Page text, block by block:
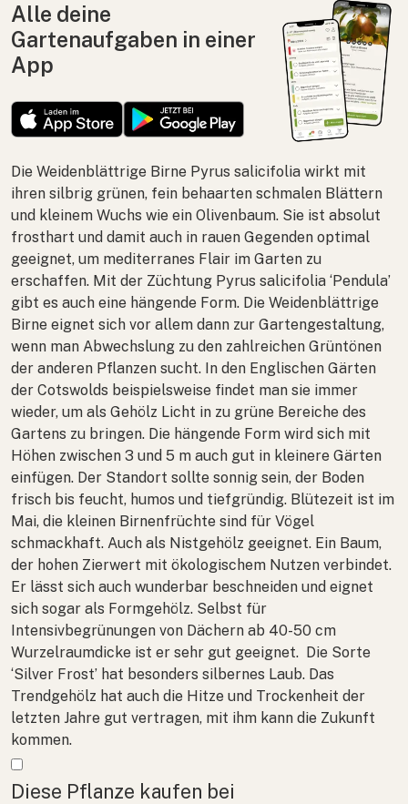
Alle deine
Gartenaufgaben in einer
App
Die Weidenblättrige Birne Pyrus salicifolia wirkt mit
ihren silbrig grünen, fein behaarten schmalen Blättern
und kleinem Wuchs wie ein Olivenbaum. Sie ist absolut
frosthart und damit auch in rauen Gegenden optimal
geeignet, um mediterranes Flair im Garten zu
erschaffen. Mit der Züchtung Pyrus salicifolia ‘Pendula’
gibt es auch eine hängende Form. Die Weidenblättrige
Birne eignet sich vor allem dann zur Gartengestaltung,
wenn man Abwechslung zu den zahlreichen Grüntönen
der anderen Pflanzen sucht. In den Englischen Gärten
der Cotswolds beispielsweise findet man sie immer
wieder, um als Gehölz Licht in zu grüne Bereiche des
Gartens zu bringen. Die hängende Form wird sich mit
Höhen zwischen 3 und 5 m auch gut in kleinere Gärten
einfügen. Der Standort sollte sonnig sein, der Boden
frisch bis feucht, humos und tiefgründig. Blütezeit ist im
Mai, die kleinen Birnenfrüchte sind für Vögel
schmackhaft. Auch als Nistgehölz geeignet. Ein Baum,
der hohen Zierwert mit ökologischem Nutzen verbindet.
Er lässt sich auch wunderbar beschneiden und eignet
sich sogar als Formgehölz. Selbst für
Intensivbegrünungen von Dächern ab 40-50 cm
Wurzelraumdicke ist er sehr gut geeignet. Die Sorte
‘Silver Frost’ hat besonders silbernes Laub. Das
Trendgehölz hat auch die Hitze und Trockenheit der
letzten Jahre gut vertragen, mit ihm kann die Zukunft
kommen.
Mehr anzeigen
Diese Pflanze kaufen bei